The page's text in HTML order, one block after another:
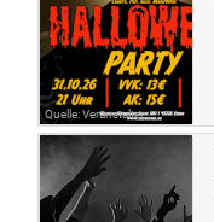
Quelle: Veranstalter